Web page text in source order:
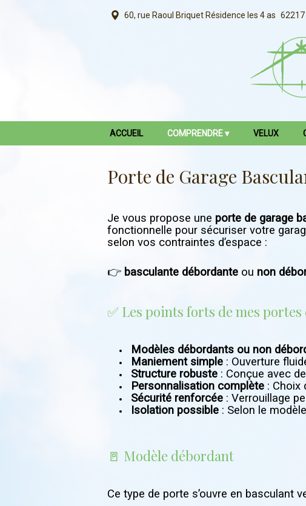
60, rue Raoul Briquet Résidence les 4 as 62217
ACCUEIL COMPRENDRE VELUX
Porte de Garage
Je vous propose une porte de garage
fonctionnelle pour sécuriser votre
selon vos contraintes d’espace :
👉 basculante débordante ou non
✅ Les points forts de mes
Modèles débordants ou non
Maniement simple : Ouverture
Structure robuste : Conçue avec
Personnalisation complète : Choix
Sécurité renforcée : Verrouillage
Isolation possible : Selon le
🚪 Modèle débordant
Ce type de porte s’ouvre en basculant